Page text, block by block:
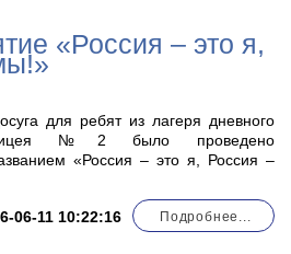
«Россия – это я,
06-11 10:22:16
для ребят из лагеря дневного
лицея №2 было проведено
«Россия – это я, Россия –
Подробнее...